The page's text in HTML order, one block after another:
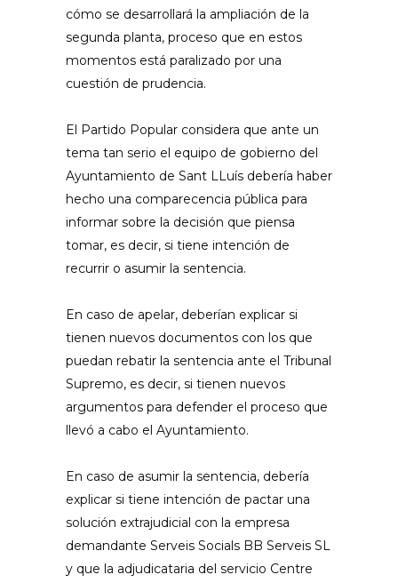
cómo se desarrollará la ampliación de la
segunda planta, proceso que en estos
momentos está paralizado por una
cuestión de prudencia.
El Partido Popular considera que ante un
tema tan serio el equipo de gobierno del
Ayuntamiento de Sant LLuís debería haber
hecho una comparecencia pública para
informar sobre la decisión que piensa
tomar, es decir, si tiene intención de
recurrir o asumir la sentencia.
En caso de apelar, deberían explicar si
tienen nuevos documentos con los que
puedan rebatir la sentencia ante el Tribunal
Supremo, es decir, si tienen nuevos
argumentos para defender el proceso que
llevó a cabo el Ayuntamiento.
En caso de asumir la sentencia, debería
explicar si tiene intención de pactar una
solución extrajudicial con la empresa
demandante Serveis Socials BB Serveis SL
y que la adjudicataria del servicio Centre